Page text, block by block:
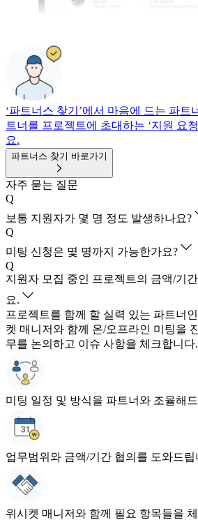
‘파트너스 찾기’에서 마음에 드는 파트
트너를 프로젝트에 초대하는 ‘지원 요
요.
파트너스 찾기 바로가기
자주 묻는 질문
Q
보통 지원자가 몇 명 정도 발생하나요?
Q
미팅 신청은 몇 명까지 가능한가요?
Q
지원자 모집 중인 프로젝트의 금액/기
요.
프로젝트를 함께 할 실력 있는 파트너
켓 매니저와 함께 온/오프라인 미팅을
무를 논의하고 이슈 사항을 체크합니다.
미팅 일정 및 방식을 파트너와 조율해
업무범위와 금액/기간 협의를 도와드립
위시켓 매니저와 함께 필요 항목들을